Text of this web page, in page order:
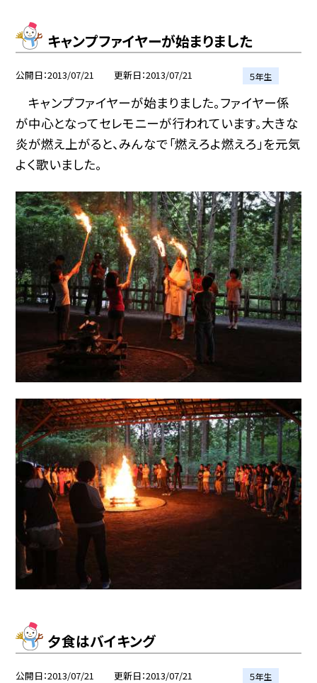
キャンプファイヤーが始まりました
公開日 2013/07/21 更新日 2013/07/21 ５年生
キャンプファイヤーが始まりました。ファイヤー係
が中心となってセレモニーが行われています。大きな
炎が燃え上がると、みんなで「燃えろよ燃えろ」を元気
よく歌いました。
夕食はバイキング
公開日 2013/07/21 更新日 2013/07/21 ５年生